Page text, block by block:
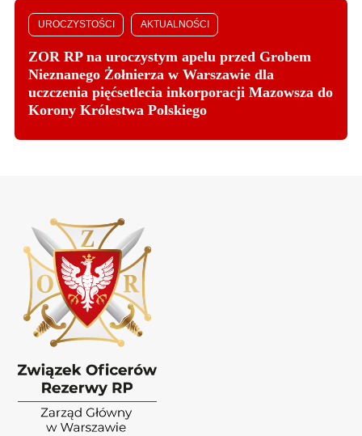
UROCZYSTOŚCI AKTUALNOŚCI
ZOR RP na uroczystym apelu przed Grobem
Nieznanego Żołnierza w Warszawie dla
uczczenia pięćsetlecia inkorporacji Mazowsza do
Korony Królestwa Polskiego